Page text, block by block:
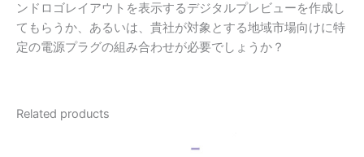
ンドロゴレイアウトを表示するデジタルプレビューを作成し
てもらうか、あるいは、貴社が対象とする地域市場向けに特
定の電源プラグの組み合わせが必要でしょうか？
Related products